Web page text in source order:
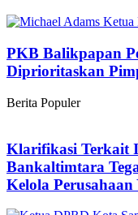
PKB Balikpapan
Diprioritaskan
Berita Populer
Klarifikasi Terkait
Bankaltimtara
Kelola Perusahaan